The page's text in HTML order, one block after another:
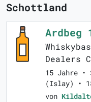
Schottland
Ardbeg
Dealers
15 Jahre •
(Islay) •
von